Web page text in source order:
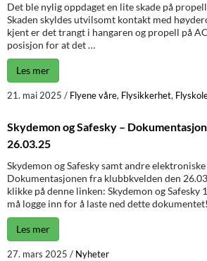
Det ble nylig oppdaget en lite skade på
Skaden skyldes utvilsomt kontakt med
kjent er det trangt i hangaren og propell på
posisjon for at det …
Les mer
21. mai 2025 / Flyene våre, Flysikkerhet,
Skydemon og Safesky –
26.03.25
Skydemon og Safesky samt andre
Dokumentasjonen fra klubbkvelden den
klikke på denne linken: Skydemon og Safesky
må logge inn for å laste ned dette
Les mer
27. mars 2025 / Nyheter